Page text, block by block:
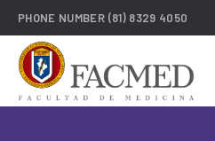
PHONE NUMBER (81) 8329 4050